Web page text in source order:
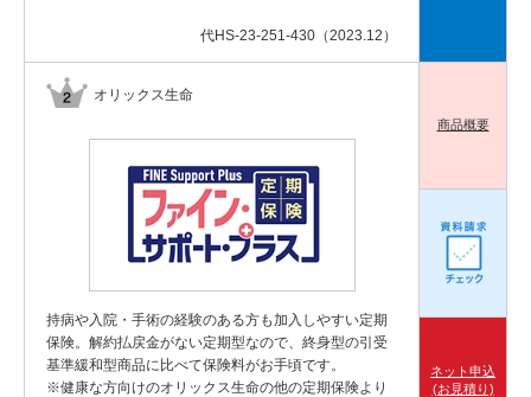
代HS-23-251-430（2023.12）
オリックス生命
持病や入院・手術の経験のある方も加入しやすい定期
保険。解約払戻金がない定期型なので、終身型の引受
基準緩和型商品に比べて保険料がお手頃です。
※健康な方向けのオリックス生命の他の定期保険より
商品概要
ネット申込
(お見積り)